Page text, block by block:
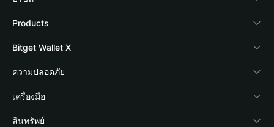
เกี่ยวกับ Bitget Wallet
Blog
Academy
ข่าวสารด้านคริปโต
ศูนย์ช่วยเหลือ
Products
Crypto Card
Stablecoin Earn
Payfi Crypto
Crypto Swap API
Bitget Wallet X
นักพัฒนา
เชื่อมต่อ Wallet
Bitget Wallet Pay
ความปลอดภัย
Protection Fund
เทคโนโลยีความปลอดภัย
เครื่องมือ
ซื้อคริปโต
สินทรัพย์